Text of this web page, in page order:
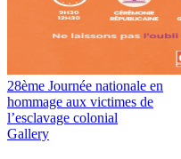
28ème Journée nationale en
hommage aux victimes de
l’esclavage colonial
Gallery